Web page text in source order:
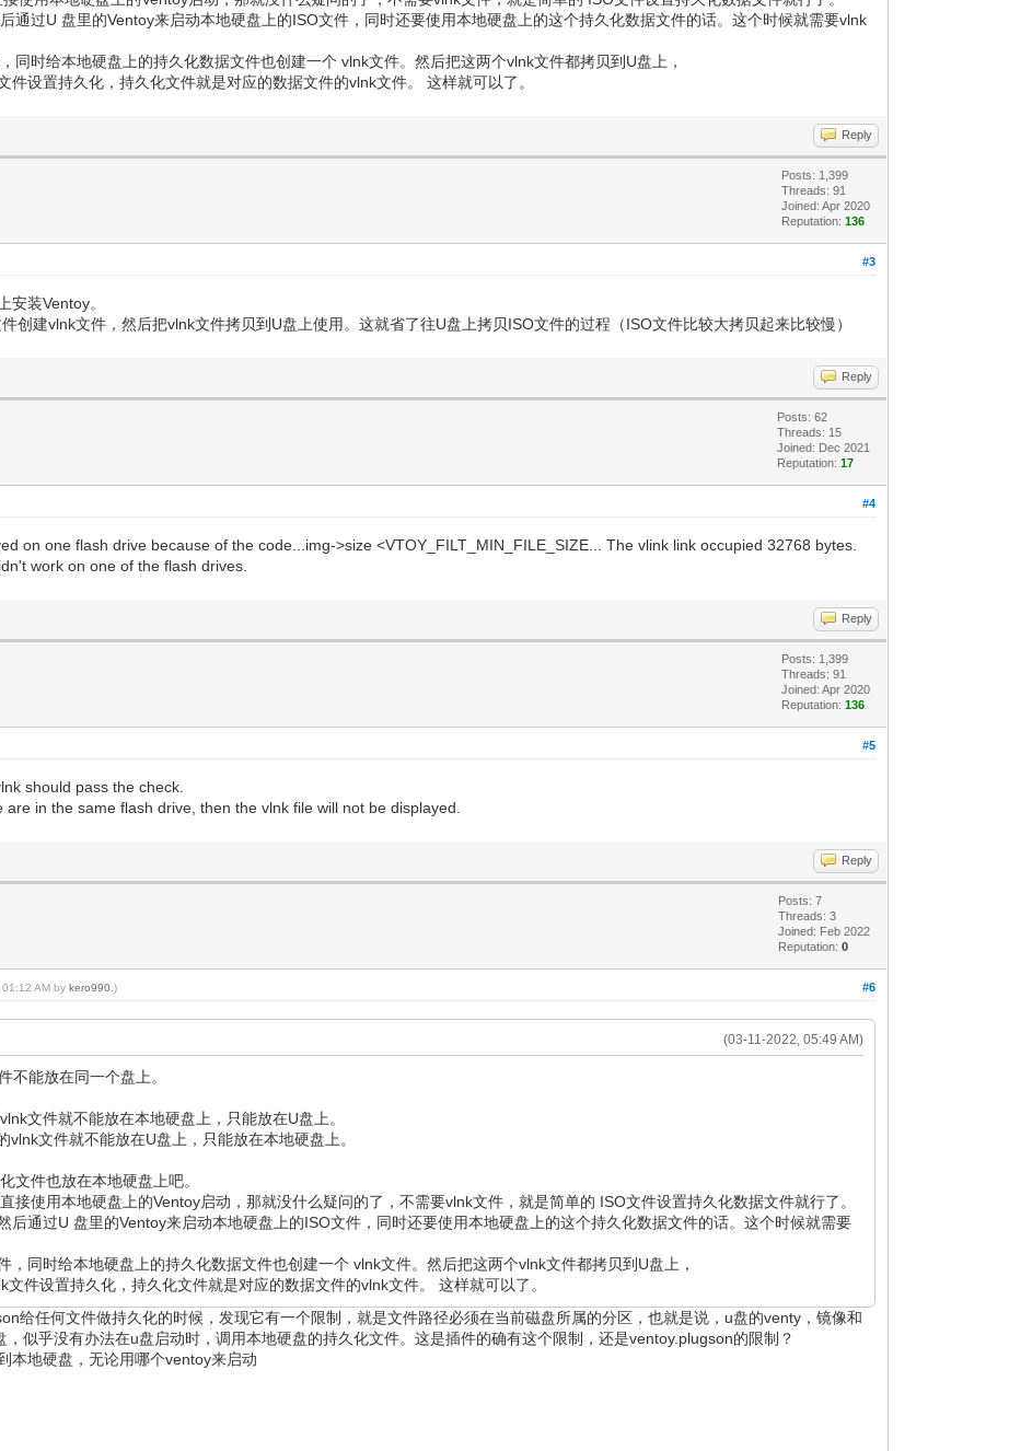
通过U 盘里的Ventoy来启动本地硬盘上的ISO文件，同时还要使用本地硬盘上的这个持久化数据文件的话。这个时候就需要vlnk
同时给本地硬盘上的持久化数据文件也创建一个 vlnk文件。然后把这两个vlnk文件都拷贝到U盘上，
设置持久化，持久化文件就是对应的数据文件的vlnk文件。 这样就可以了。
Reply
Posts: 1,399
Threads: 91
Joined: Apr 2020
Reputation:136
#3
安装Ventoy。
创建vlnk文件，然后把vlnk文件拷贝到U盘上使用。这就省了往U盘上拷贝ISO文件的过程（ISO文件比较大拷贝起来比较慢）
Reply
Posts: 62
Threads: 15
Joined: Dec 2021
Reputation:17
#4
on one flash drive because of the code...img->size <VTOY_FILT_MIN_FILE_SIZE... The vlink link occupied 32768 bytes.
work on one of the flash drives.
Reply
Posts: 1,399
Threads: 91
Joined: Apr 2020
Reputation:136
#5
should pass the check.
in the same flash drive, then the vlnk file will not be displayed.
Reply
Posts: 7
Threads: 3
Joined: Feb 2022
Reputation:0
#6
01:12 AM bykero990 .)
(03-11-2022, 05:49 AM)
不能放在同一个盘上。
文件就不能放在本地硬盘上，只能放在U盘上。
文件就不能放在U盘上，只能放在本地硬盘上。
文件也放在本地硬盘上吧。
接使用本地硬盘上的Ventoy启动，那就没什么疑问的了，不需要vlnk文件，就是简单的 ISO文件设置持久化数据文件就行了。
后通过U 盘里的Ventoy来启动本地硬盘上的ISO文件，同时还要使用本地硬盘上的这个持久化数据文件的话。这个时候就需要
同时给本地硬盘上的持久化数据文件也创建一个 vlnk文件。然后把这两个vlnk文件都拷贝到U盘上，
件设置持久化，持久化文件就是对应的数据文件的vlnk文件。 这样就可以了。
给任何文件做持久化的时候，发现它有一个限制，就是文件路径必须在当前磁盘所属的分区，也就是说，u盘的venty，镜像和
似乎没有办法在u盘启动时，调用本地硬盘的持久化文件。这是插件的确有这个限制，还是ventoy.plugson的限制？
本地硬盘，无论用哪个ventoy来启动